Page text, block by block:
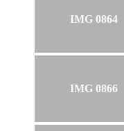
IMG 0864
IMG 0866